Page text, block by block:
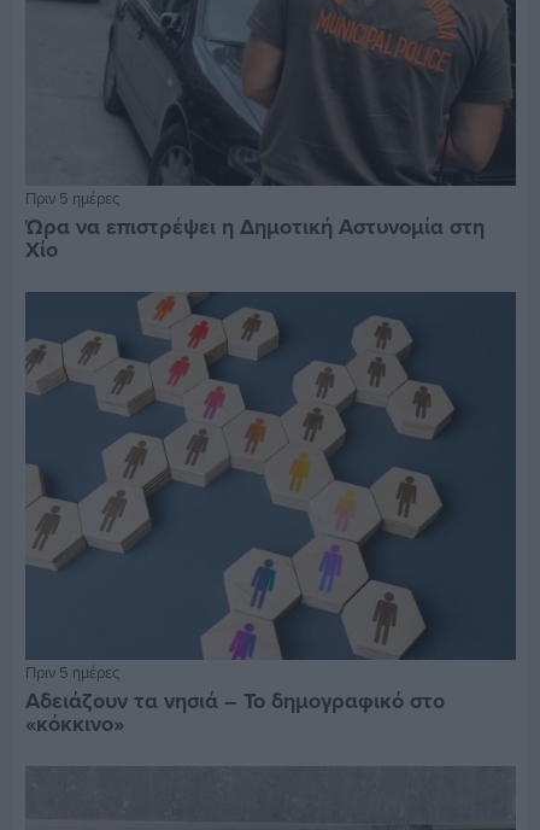
Πριν 5 ημέρες
Ώρα να επιστρέψει η Δημοτική Αστυνομία στη
Χίο
Πριν 5 ημέρες
Αδειάζουν τα νησιά – Το δημογραφικό στο
«κόκκινο»